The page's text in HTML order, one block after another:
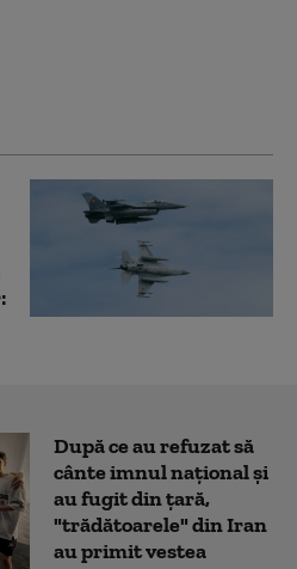
După ce au refuzat să
cânte imnul naţional şi
au fugit din ţară,
"trădătoarele" din Iran
au primit vestea